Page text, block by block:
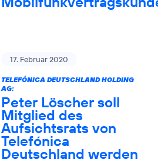
17. Februar 2020
TELEFÓNICA DEUTSCHLAND HOLDING
AG:
Peter Löscher soll
Mitglied des
Aufsichtsrats von
Telefónica
Deutschland werden